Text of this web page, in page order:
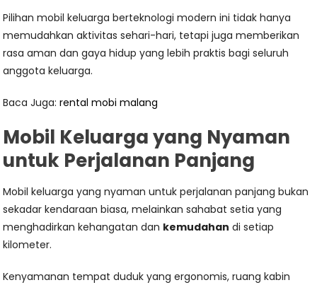
Pilihan mobil keluarga berteknologi modern ini tidak hanya
memudahkan aktivitas sehari-hari, tetapi juga memberikan
rasa aman dan gaya hidup yang lebih praktis bagi seluruh
anggota keluarga.
Baca Juga:rental mobi malang
Mobil Keluarga yang Nyaman
untuk Perjalanan Panjang
Mobil keluarga yang nyaman untuk perjalanan panjang bukan
sekadar kendaraan biasa, melainkan sahabat setia yang
menghadirkan kehangatan dan kemudahan di setiap
kilometer.
Kenyamanan tempat duduk yang ergonomis, ruang kabin